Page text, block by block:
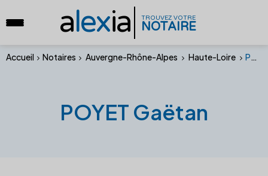
alexia TROUVEZ VOTRE
NOTAIRE
Accueil Notaires Auvergne-Rhône-Alpes Haute-Loire POYET Gaëtan
POYET Gaëtan